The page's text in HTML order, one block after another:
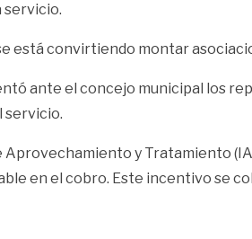
servicio.
está convirtiendo montar
ante el concejo municipal los
servicio.
y Tratamiento
en el cobro. Este incentivo se